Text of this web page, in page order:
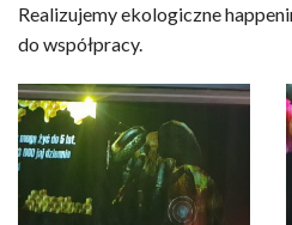
Realizujemy ekologiczne
do współpracy.